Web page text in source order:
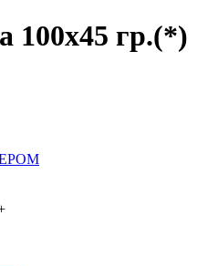
100х45 гр.(*)